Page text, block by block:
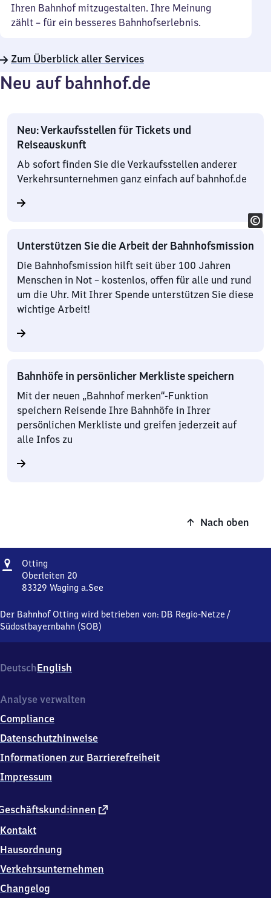
Ihren Bahnhof mitzugestalten. Ihre Meinung
zählt – für ein besseres Bahnhofserlebnis.
Zum Überblick aller Services
Neu auf bahnhof.de
Neu: Verkaufsstellen für Tickets und
Reiseauskunft
Ab sofort finden Sie die Verkaufsstellen anderer
Verkehrsunternehmen ganz einfach auf bahnhof.de
Unterstützen Sie die Arbeit der Bahnhofsmission
Die Bahnhofsmission hilft seit über 100 Jahren
Menschen in Not – kostenlos, offen für alle und rund
um die Uhr. Mit Ihrer Spende unterstützen Sie diese
wichtige Arbeit!
Bahnhöfe in persönlicher Merkliste speichern
Mit der neuen „Bahnhof merken“-Funktion
speichern Reisende Ihre Bahnhöfe in Ihrer
persönlichen Merkliste und greifen jederzeit auf
alle Infos zu
Nach oben
Adresse
Otting
Oberleiten 20
83329 Waging a.See
Oberleiten
20,
2
Waging
Der Bahnhof Otting wird betrieben von: DB Regio-Netze /
Südostbayernbahn (SOB)
DeutschEnglish
externer
Kontakt
Hausordnung
Verkehrsunternehmen
Changelog
Analyse verwalten
Compliance
Datenschutzhinweise
Informationen zur Barrierefreiheit
Impressum